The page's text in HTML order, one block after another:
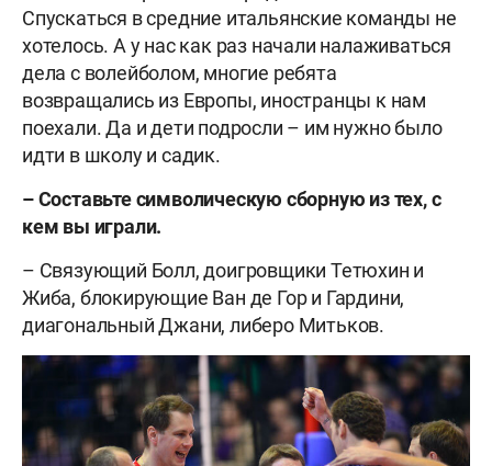
Спускаться в средние итальянские команды не
хотелось. А у нас как раз начали налаживаться
дела с волейболом, многие ребята
возвращались из Европы, иностранцы к нам
поехали. Да и дети подросли – им нужно было
идти в школу и садик.
– Составьте символическую сборную из тех, с
кем вы играли.
– Связующий Болл, доигровщики Тетюхин и
Жиба, блокирующие Ван де Гор и Гардини,
диагональный Джани, либеро Митьков.